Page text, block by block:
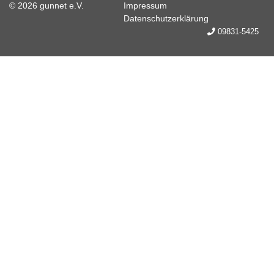
© 2026 gunnet e.V.
Impressum
Datenschutzerklärung
09831-5425